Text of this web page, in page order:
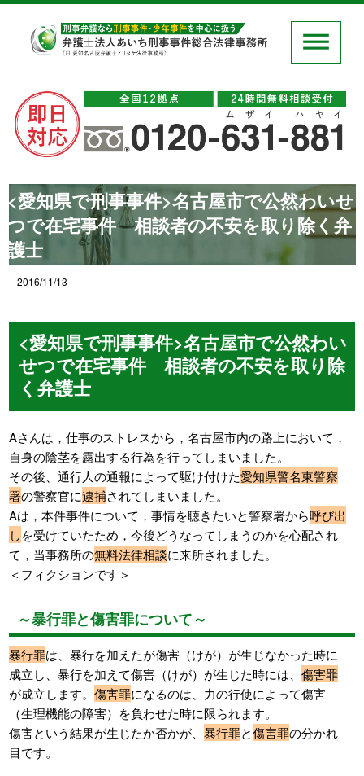
<愛知県で刑事事件>名古屋市で公然わいせ
つで在宅事件 相談者の不安を取り除く弁
護士
2016/11/13
<愛知県で刑事事件>名古屋市で公然わい
せつで在宅事件 相談者の不安を取り除
く弁護士
Aさんは，仕事のストレスから，名古屋市内の路上において，
自身の陰茎を露出する行為を行ってしまいました。
その後、通行人の通報によって駆け付けた愛知県警名東警察
署の警察官に逮捕されてしまいました。
Aは，本件事件について，事情を聴きたいと警察署から呼び出
しを受けていたため，今後どうなってしまうのかを心配され
て，当事務所の無料法律相談に来所されました。
＜フィクションです＞
～暴行罪と傷害罪について～
暴行罪は、暴行を加えたが傷害（けが）が生じなかった時に
成立し、暴行を加えて傷害（けが）が生じた時には、傷害罪
が成立します。傷害罪になるのは、力の行使によって傷害
（生理機能の障害）を負わせた時に限られます。
傷害という結果が生じたか否かが、暴行罪と傷害罪の分かれ
目です。